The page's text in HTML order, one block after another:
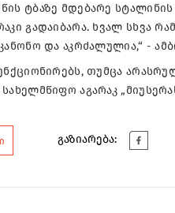
ტბაზე მდებარე სტალინის
გადაიბარა. ხვალ სხვა
და აკრძალულია,“ -
თუმცა
აგარაკ
გაზიარება: